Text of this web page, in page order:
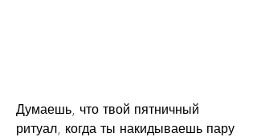
Думаешь, что твой пятничный
ритуал, когда ты накидываешь пару